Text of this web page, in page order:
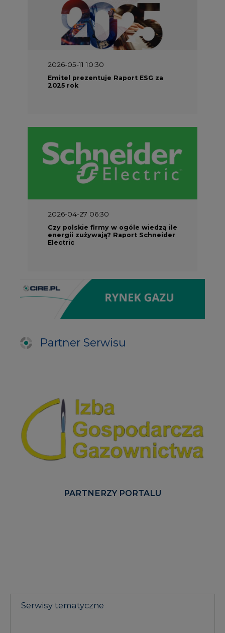
2026-05-11 10:30
Emitel prezentuje Raport ESG za
2025 rok
2026-04-27 06:30
Czy polskie firmy w ogóle wiedzą ile
energii zużywają? Raport Schneider
Electric
Partner Serwisu
PARTNERZY PORTALU
Serwisy tematyczne